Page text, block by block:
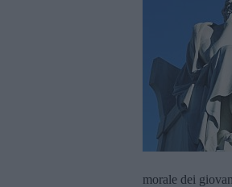
morale dei